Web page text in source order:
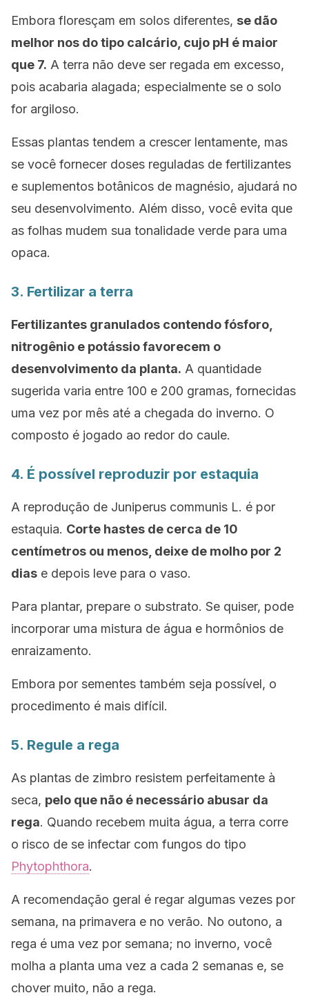
Embora floresçam em solos diferentes, se dão
melhor nos do tipo calcário, cujo pH é maior
que 7. A terra não deve ser regada em excesso,
pois acabaria alagada; especialmente se o solo
for argiloso.
Essas plantas tendem a crescer lentamente, mas
se você fornecer doses reguladas de fertilizantes
e suplementos botânicos de magnésio, ajudará no
seu desenvolvimento. Além disso, você evita que
as folhas mudem sua tonalidade verde para uma
opaca.
3. Fertilizar a terra
Fertilizantes granulados contendo fósforo,
nitrogênio e potássio favorecem o
desenvolvimento da planta. A quantidade
sugerida varia entre 100 e 200 gramas, fornecidas
uma vez por mês até a chegada do inverno. O
composto é jogado ao redor do caule.
4. É possível reproduzir por estaquia
A reprodução de Juniperus communis L. é por
estaquia. Corte hastes de cerca de 10
centímetros ou menos, deixe de molho por 2
dias e depois leve para o vaso.
Para plantar, prepare o substrato. Se quiser, pode
incorporar uma mistura de água e hormônios de
enraizamento.
Embora por sementes também seja possível, o
procedimento é mais difícil.
5. Regule a rega
As plantas de zimbro resistem perfeitamente à
seca, pelo que não é necessário abusar da
rega. Quando recebem muita água, a terra corre
o risco de se infectar com fungos do tipo
Phytophthora.
A recomendação geral é regar algumas vezes por
semana, na primavera e no verão. No outono, a
rega é uma vez por semana; no inverno, você
molha a planta uma vez a cada 2 semanas e, se
chover muito, não a rega.